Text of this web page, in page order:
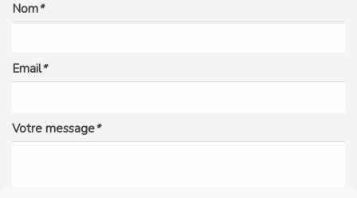
Nom*
Email*
Votre message*